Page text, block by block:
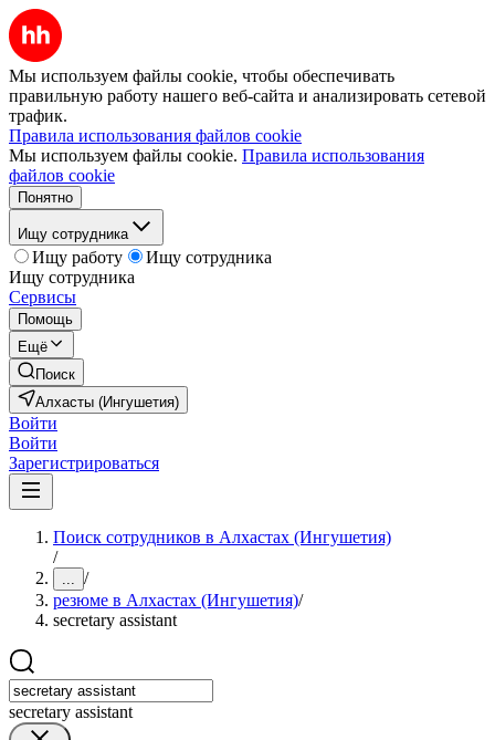
Мы используем файлы cookie, чтобы обеспечивать
правильную работу нашего веб-сайта и анализировать сетевой
трафик.
Правила использования файлов cookie
Мы используем файлы cookie. Правила использования
файлов cookie
Понятно
Ищу сотрудника
Ищу работу
Ищу сотрудника
Ищу сотрудника
Сервисы
Помощь
Ещё
Поиск
Алхасты (Ингушетия)
Войти
Войти
Зарегистрироваться
Поиск сотрудников в Алхастах (Ингушетия)
/
... /
резюме в Алхастах (Ингушетия)/
secretary assistant
secretary assistant